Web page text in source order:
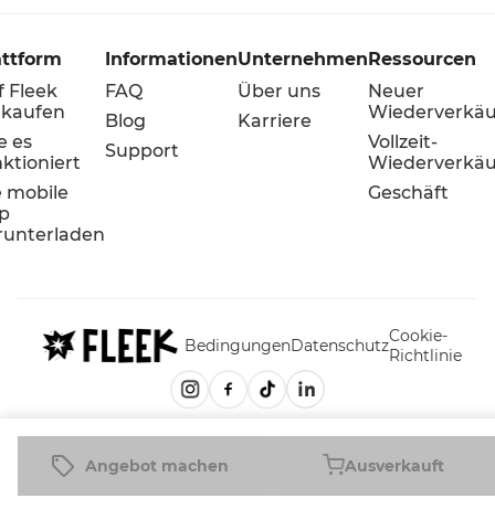
Angebot machen Ausverkauft
Fleek
es
mobile
Informationen
FAQ
Blog
Support
Unternehmen
Über uns
Karriere
Ressourcen
Neuer
Vollzeit-
Geschäft
BedingungenDatenschutzCookie-
Richtlinie